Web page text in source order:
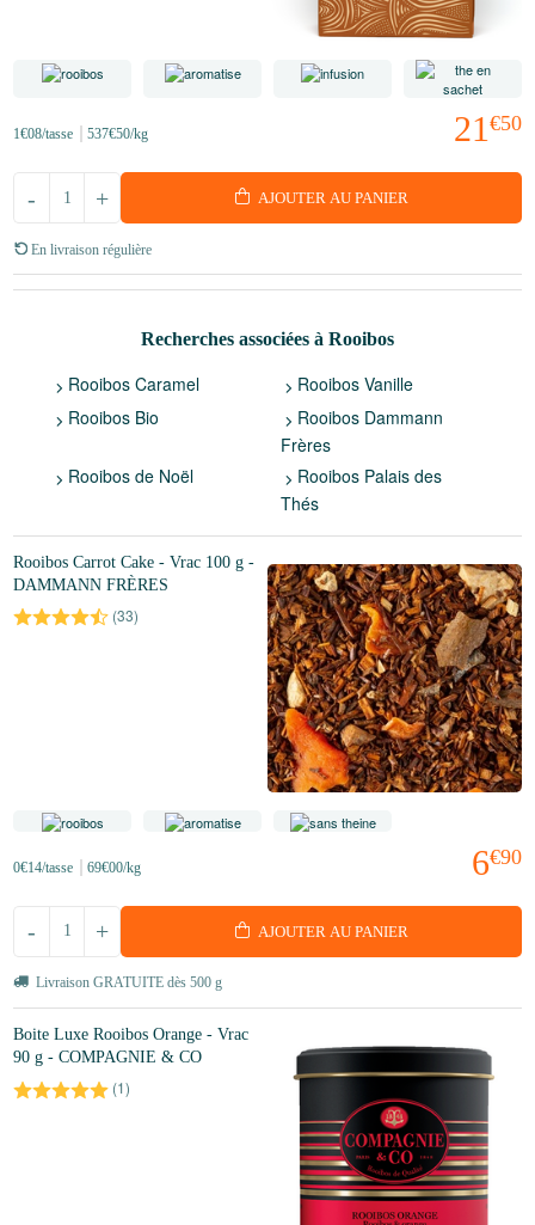
21 €50
1€08/tasse 537€50/kg
+
- AJOUTER AU PANIER
En livraison régulière
Recherches associées à Rooibos
Rooibos Caramel
Rooibos Vanille
Rooibos Bio
Rooibos Dammann
Frères
Rooibos de Noël
Rooibos Palais des
Thés
Rooibos Carrot Cake - Vrac 100 g -
DAMMANN FRÈRES
(33)
6€90
0€14/tasse 69€00/kg
+
- AJOUTER AU PANIER
Livraison GRATUITE dès 500 g
Boite Luxe Rooibos Orange - Vrac
90 g - COMPAGNIE & CO
(1)